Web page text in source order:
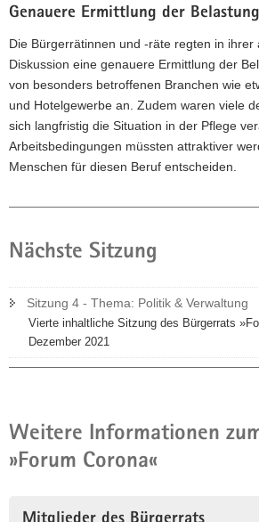
Genauere Ermittlung der
Die Bürgerrätinnen und -räte regten in ihrer
Diskussion eine genauere Ermittlung der
von besonders betroffenen Branchen wie
und Hotelgewerbe an. Zudem waren viele
sich langfristig die Situation in der Pflege
Arbeitsbedingungen müssten attraktiver
Menschen für diesen Beruf entscheiden.
Nächste Sitzung
Sitzung 4 - Thema: Politik & Verwaltung
Vierte inhaltliche Sitzung des Bürgerrats
Dezember 2021
Weitere Informationen
»Forum Corona«